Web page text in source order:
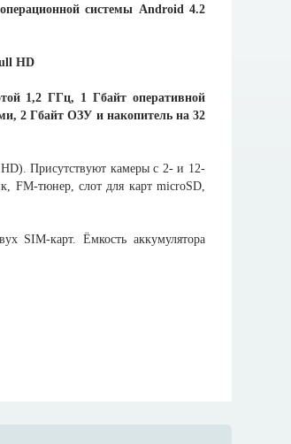
системы Android 4.2
1,2 ГГц, 1 Гбайт оперативной
2 Гбайт ОЗУ и накопитель на 32
Присутствуют камеры с 2- и 12-
FM-тюнер, слот для карт microSD,
SIM-карт. Ёмкость аккумулятора